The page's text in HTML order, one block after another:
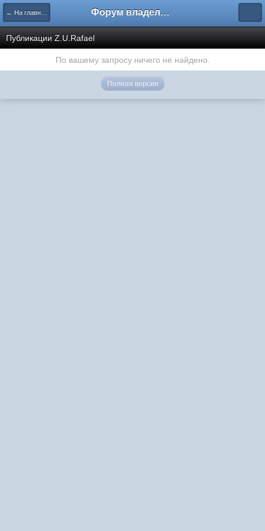
← На главную Форум владельцев интернет-магазинов
Публикации Z.U.Rafael
По вашему запросу ничего не найдено.
Полная версия